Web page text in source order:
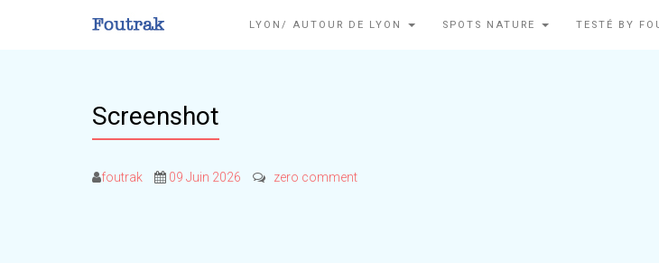
LYON/ AUTOUR DE LYON SPOTS NATURE TESTÉ BY
Screenshot
foutrak 09 Juin 2026 zero comment